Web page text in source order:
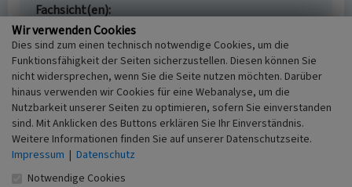
Fachsicht(en)
Denkmalpflege
Erfassungsmaßstab
i.d.R. 1:5.000 (größer als 1:20.000)
Erfassungsmethode
Auswertung historischer Karten,
Literaturauswertung, Geländebegehung/-
kartierung, Archivauswertung
Historischer Zeitraum
Beginn 1960
Wir verwenden Cookies
Dies sind zum einen technisch notwendige Cookies, um die
Funktionsfähigkeit der Seiten sicherzustellen. Diesen können Sie
nicht widersprechen, wenn Sie die Seite nutzen möchten. Darüber
hinaus verwenden wir Cookies für eine Webanalyse, um die
Nutzbarkeit unserer Seiten zu optimieren, sofern Sie einverstanden
sind. Mit Anklicken des Buttons erklären Sie Ihr Einverständnis.
Weitere Informationen finden Sie auf unserer Datenschutzseite.
Impressum | Datenschutz
Notwendige Cookies